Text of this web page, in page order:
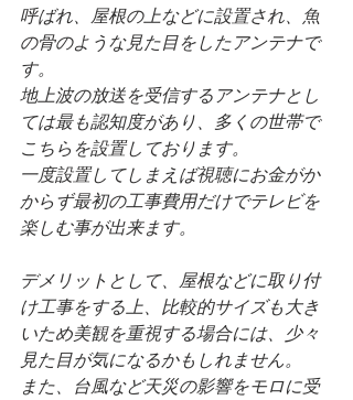
呼ばれ、屋根の上などに設置され、魚
の骨のような見た目をしたアンテナで
す。
地上波の放送を受信するアンテナとし
ては最も認知度があり、多くの世帯で
こちらを設置しております。
一度設置してしまえば視聴にお金がか
からず最初の工事費用だけでテレビを
楽しむ事が出来ます。
デメリットとして、屋根などに取り付
け工事をする上、比較的サイズも大き
いため美観を重視する場合には、少々
見た目が気になるかもしれません。
また、台風など天災の影響をモロに受